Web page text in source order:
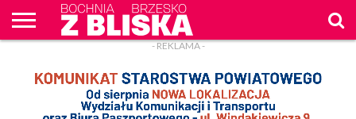
WPROST
REKLAM
- REKLAMA -